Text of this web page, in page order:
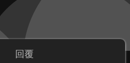
回覆